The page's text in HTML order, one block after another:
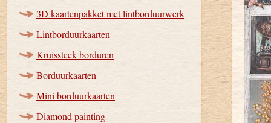
3D kaartenpakket met lintborduurwerk
Lintborduurkaarten
Kruissteek borduren
Borduurkaarten
Mini borduurkaarten
Diamond painting